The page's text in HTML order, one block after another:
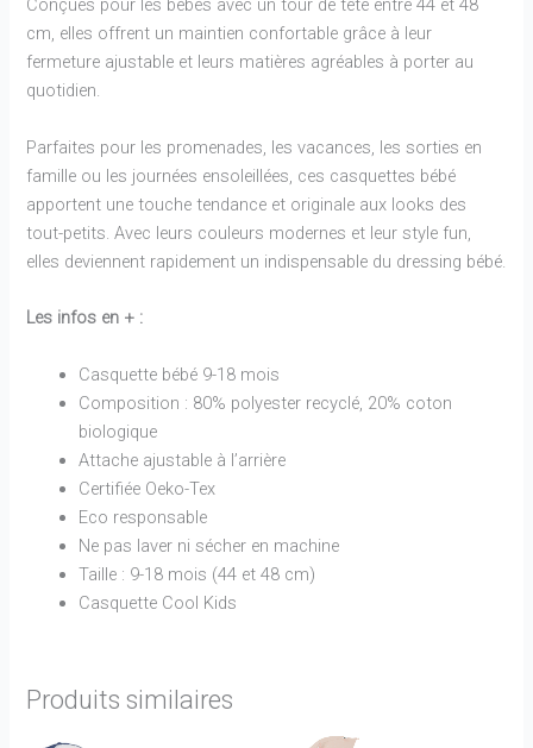
Conçues pour les bébés avec un tour de tête entre 44 et 48
cm, elles offrent un maintien confortable grâce à leur
fermeture ajustable et leurs matières agréables à porter au
quotidien.
Parfaites pour les promenades, les vacances, les sorties en
famille ou les journées ensoleillées, ces casquettes bébé
apportent une touche tendance et originale aux looks des
tout-petits. Avec leurs couleurs modernes et leur style fun,
elles deviennent rapidement un indispensable du dressing bébé.
Les infos en + :
Casquette bébé 9-18 mois
Composition : 80% polyester recyclé, 20% coton
biologique
Attache ajustable à l’arrière
Certifiée Oeko-Tex
Eco responsable
Ne pas laver ni sécher en machine
Taille : 9-18 mois (44 et 48 cm)
Casquette Cool Kids
Produits similaires